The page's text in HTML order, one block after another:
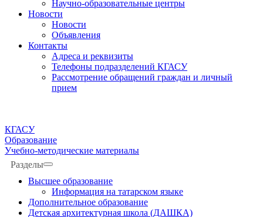
Научно-образовательные центры
Новости
Новости
Объявления
Контакты
Адреса и реквизиты
Телефоны подразделений КГАСУ
Рассмотрение обращений граждан и личный
прием
КГАСУ
Образование
Учебно-методические материалы
Разделы
Высшее образование
Информация на татарском языке
Дополнительное образование
Детская архитектурная школа (ДАШКА)